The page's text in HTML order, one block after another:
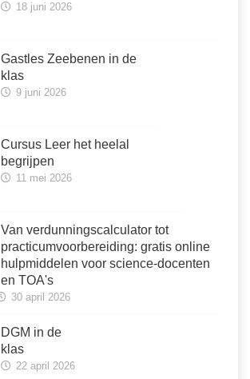
18 juni 2026
Gastles Zeebenen in de
klas
9 juni 2026
Cursus Leer het heelal
begrijpen
11 mei 2026
Van verdunningscalculator tot
practicumvoorbereiding: gratis online
hulpmiddelen voor science-docenten
en TOA's
30 april 2026
DGM in de
klas
22 april 2026